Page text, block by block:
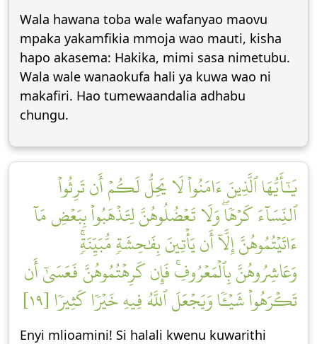
Wala hawana toba wale wafanyao maovu
mpaka yakamfikia mmoja wao mauti, kisha
hapo akasema: Hakika, mimi sasa nimetubu.
Wala wale wanaokufa hali ya kuwa wao ni
makafiri. Hao tumewaandalia adhabu
chungu.
يَٰٓأَيُّهَا ٱلَّذِينَ ءَامَنُواْ لَا يَحِلُّ لَكُمۡ أَن تَرِثُواْ
ٱلنِّسَآءَ كَرۡهٗاۖ وَلَا تَعۡضُلُوهُنَّ لِتَذۡهَبُواْ بِبَعۡضِ مَآ
ءَاتَيۡتُمُوهُنَّ إِلَّآ أَن يَأۡتِينَ بِفَٰحِشَةٖ مُّبَيِّنَةٖۚ
وَعَاشِرُوهُنَّ بِٱلۡمَعۡرُوفِۚ فَإِن كَرِهۡتُمُوهُنَّ فَعَسَىٰٓ أَن
تَكۡرَهُواْ شَيۡـٔٗا وَيَجۡعَلَ ٱللَّهُ فِيهِ خَيۡرٗا كَثِيرٗا [١٩]
Enyi mlioamini! Si halali kwenu kuwarithi